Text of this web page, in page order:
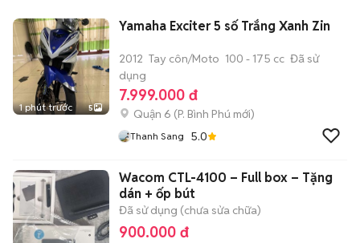
1 phút trước 5
Yamaha Exciter 5 số Trắng Xanh Zin
2012 Tay côn/Moto 100 - 175 cc Đã sử
dụng
7.999.000 đ
Quận 6 (P. Bình Phú mới)
Thanh Sang 5.0
Wacom CTL-4100 – Full box – Tặng
dán + ốp bút
Đã sử dụng (chưa sửa chữa)
900.000 đ